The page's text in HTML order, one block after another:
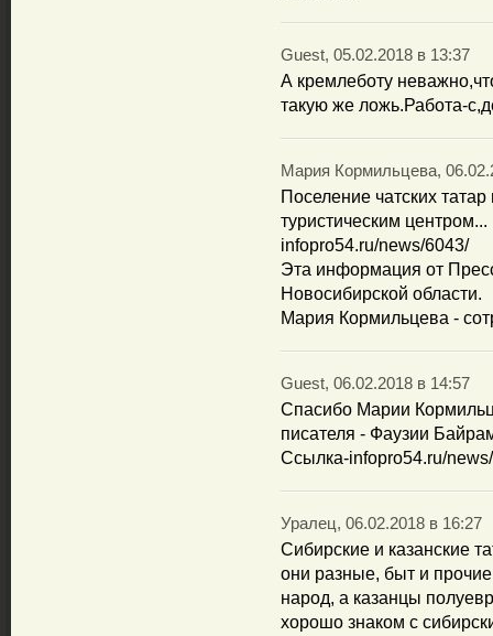
Guest, 05.02.2018 в 13:37
А кремлеботу
такую же ложь.Работа-
Мария Кормильцева,
Поселение чатских
туристическим центром...
infopro54.ru/news/6043/
Эта информация от
Новосибирской области.
Мария Кормильцева -
Guest, 06.02.2018 в 14:57
Спасибо Марии
писателя - Фаузии
Ссылка-infopro54.ru/
Уралец, 06.02.2018 в 16:27
Сибирские и казанские
они разные, быт и
народ, а казанцы
хорошо знаком с